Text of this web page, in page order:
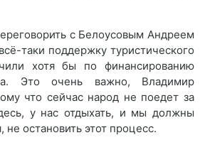
с Белоусовым Андреем
таки поддержку туристического
хотя бы по финансированию
Это очень важно, Владимир
что сейчас народ не поедет за
у нас отдыхать, и мы должны
не остановить этот процесс.